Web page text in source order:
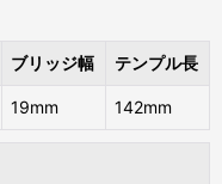
ブリッジ幅 テンプル長
19mm 142mm